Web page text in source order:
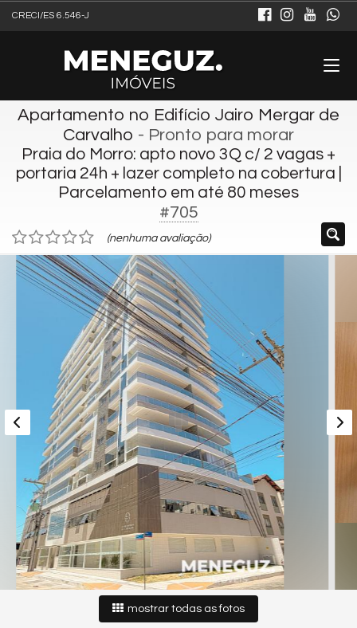
CRECI/ES 6.546-J
Apartamento no Edifício Jairo Mergar de
Carvalho - Pronto para morar
Praia do Morro: apto novo 3Q c/ 2 vagas +
portaria 24h + lazer completo na cobertura |
Parcelamento em até 80 meses
#705
(nenhuma avaliação)
mostrar todas as fotos